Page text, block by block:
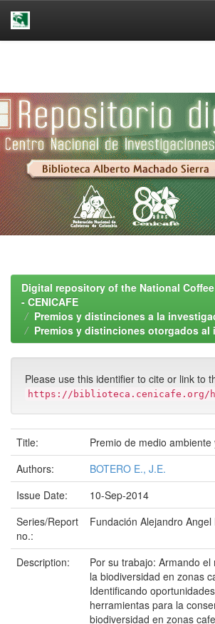
Digital repository of the National
- CENICAFE
Premios y distinciones a la
Premios y distinciones otorgados al
Please use this identifier to cite or link to
https://biblioteca.cenicafe.org/
Title:
Premio de medio ambiente
Authors:
BOTERO E., J.E.
Issue Date:
10-Sep-2014
Series/Report
no.:
Fundación Alejandro
Description:
Por su trabajo: Armando
la biodiversidad en zonas
Identificando
herramientas para la
biodiversidad en zonas